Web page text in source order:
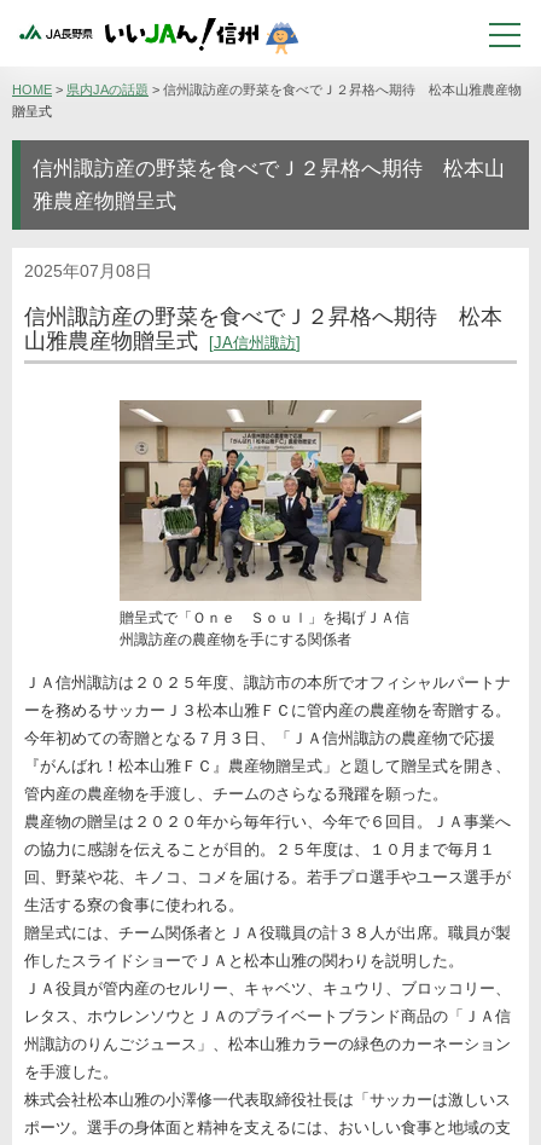
HOME > 県内JAの話題 > 信州諏訪産の野菜を食べでＪ２昇格へ期待 松本山雅農産物
贈呈式
信州諏訪産の野菜を食べでＪ２昇格へ期待 松本山
雅農産物贈呈式
2025年07月08日
信州諏訪産の野菜を食べでＪ２昇格へ期待 松本
山雅農産物贈呈式
JA信州諏訪
贈呈式で「Ｏｎｅ Ｓｏｕｌ」を掲げＪＡ信
州諏訪産の農産物を手にする関係者
ＪＡ信州諏訪は２０２５年度、諏訪市の本所でオフィシャルパートナ
ーを務めるサッカーＪ３松本山雅ＦＣに管内産の農産物を寄贈する。
今年初めての寄贈となる７月３日、「ＪＡ信州諏訪の農産物で応援
『がんばれ！松本山雅ＦＣ』農産物贈呈式」と題して贈呈式を開き、
管内産の農産物を手渡し、チームのさらなる飛躍を願った。
農産物の贈呈は２０２０年から毎年行い、今年で６回目。ＪＡ事業へ
の協力に感謝を伝えることが目的。２５年度は、１０月まで毎月１
回、野菜や花、キノコ、コメを届ける。若手プロ選手やユース選手が
生活する寮の食事に使われる。
贈呈式には、チーム関係者とＪＡ役職員の計３８人が出席。職員が製
作したスライドショーでＪＡと松本山雅の関わりを説明した。
ＪＡ役員が管内産のセルリー、キャベツ、キュウリ、ブロッコリー、
レタス、ホウレンソウとＪＡのプライベートブランド商品の「ＪＡ信
州諏訪のりんごジュース」、松本山雅カラーの緑色のカーネーション
を手渡した。
株式会社松本山雅の小澤修一代表取締役社長は「サッカーは激しいス
ポーツ。選手の身体面と精神を支えるには、おいしい食事と地域の支